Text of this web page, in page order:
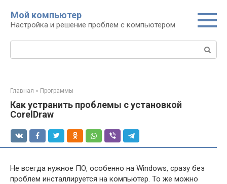
контенту
Мой компьютер
Настройка и решение проблем с компьютером
Поиск:
Главная » Программы
Как устранить проблемы с установкой
CorelDraw
Не всегда нужное ПО, особенно на Windows, сразу без
проблем инсталлируется на компьютер. То же можно